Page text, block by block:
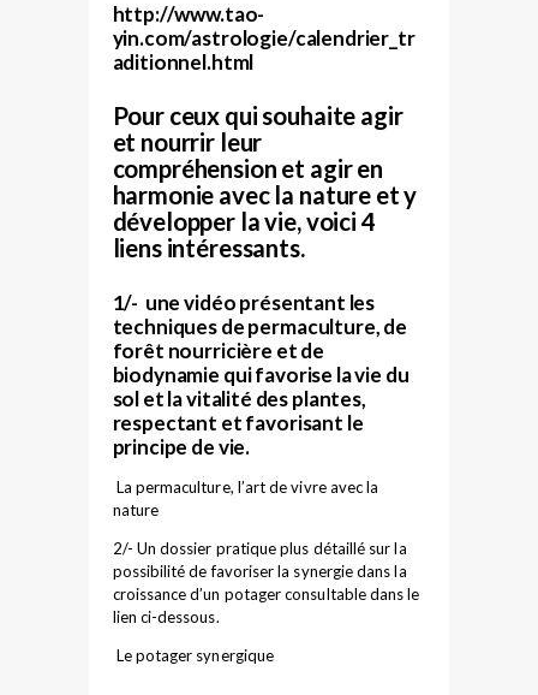
http://www.tao-
yin.com/astrologie/calendrier_tr
aditionnel.html
Pour ceux qui souhaite agir
et nourrir leur
compréhension et agir en
harmonie avec la nature et y
développer la vie, voici 4
liens intéressants.
1/- une vidéo présentant les
techniques de permaculture, de
forêt nourricière et de
biodynamie qui favorise la vie du
sol et la vitalité des plantes,
respectant et favorisant le
principe de vie.
La permaculture, l’art de vivre avec la
nature
2/- Un dossier pratique plus détaillé sur la
possibilité de favoriser la synergie dans la
croissance d’un potager consultable dans le
lien ci-dessous.
Le potager synergique